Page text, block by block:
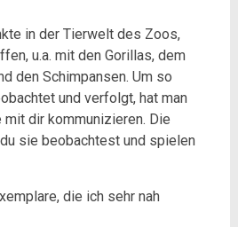
in der Tierwelt des Zoos,
u.a. mit den Gorillas, dem
den Schimpansen. Um so
und verfolgt, hat man
dir kommunizieren. Die
sie beobachtest und spielen
die ich sehr nah